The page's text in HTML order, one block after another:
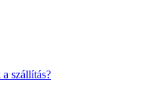
szállítás?